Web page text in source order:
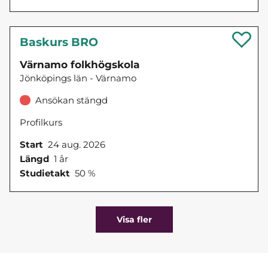
Baskurs BRO
Värnamo folkhögskola
Jönköpings län - Värnamo
Ansökan stängd
Profilkurs
Start 24 aug. 2026
Längd 1 år
Studietakt 50 %
Visa fler